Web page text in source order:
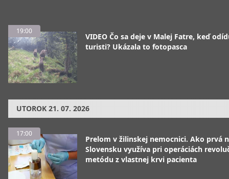
19:00
VIDEO Čo sa deje v Malej Fatre, keď
turisti? Ukázala to fotopasca
UTOROK 21. 07. 2026
17:00
Prelom v žilinskej nemocnici. Ako prvá
Slovensku využíva pri operáciách
metódu z vlastnej krvi pacienta